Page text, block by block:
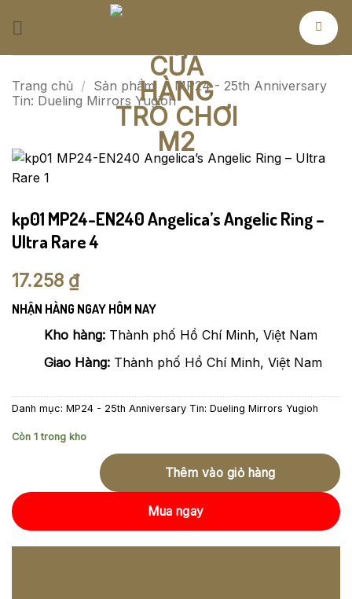
Trang chủ / Sản phẩm / MP24 - 25th Anniversary
Tin: Dueling Mirrors Yugioh
kp01 MP24-EN240 Angelica’s Angelic Ring –
Ultra Rare 4
17.258 ₫
NHẬN HÀNG NGAY HÔM NAY
Kho hàng: Thành phố Hồ Chí Minh, Việt Nam
Giao Hàng: Thành phố Hồ Chí Minh, Việt Nam
Danh mục: MP24 - 25th Anniversary Tin: Dueling Mirrors Yugioh
Còn 1 trong kho
Thêm vào giỏ hàng
Mua ngay